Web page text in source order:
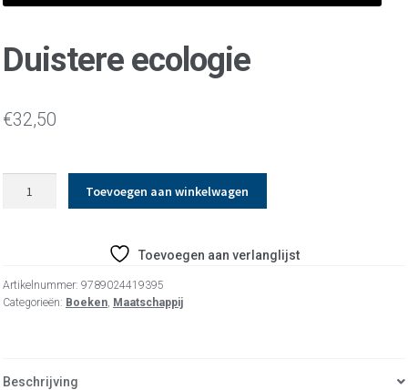
Duistere ecologie
€32,50
Toevoegen aan winkelwagen
Toevoegen aan verlanglijst
Artikelnummer: 9789024419395
Categorieën: Boeken, Maatschappij
Beschrijving